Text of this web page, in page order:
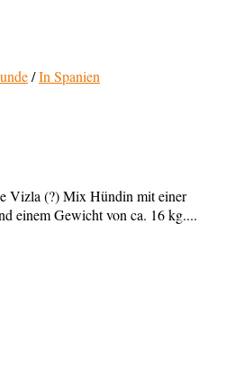
/In Spanien
Vizla (?) Mix Hündin mit einer
einem Gewicht von ca. 16 kg....